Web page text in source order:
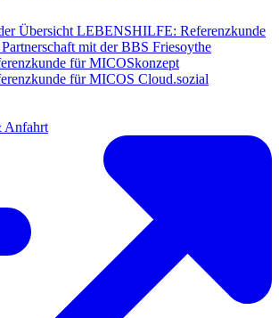
Übersicht LEBENSHILFE: Referenzkunde
Partnerschaft mit der BBS Friesoythe
für MICOSkonzept
für MICOS Cloud.sozial
Anfahrt